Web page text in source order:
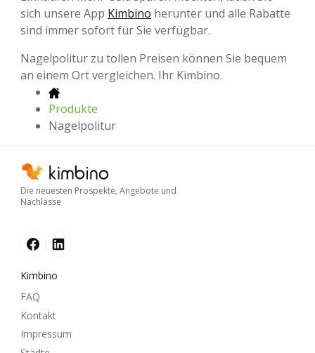
sich unsere App Kimbino herunter und alle Rabatte
sind immer sofort für Sie verfügbar.
Nagelpolitur zu tollen Preisen können Sie bequem
an einem Ort vergleichen. Ihr Kimbino.
Produkte
Nagelpolitur
Die neuesten Prospekte, Angebote und
Nachlässe
Kimbino
FAQ
Kontakt
Impressum